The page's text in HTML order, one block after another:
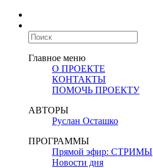
Главное меню
О ПРОЕКТЕ
КОНТАКТЫ
ПОМОЧЬ ПРОЕКТУ
АВТОРЫ
Руслан Осташко
ПРОГРАММЫ
Прямой эфир: СТРИМЫ
Новости дня